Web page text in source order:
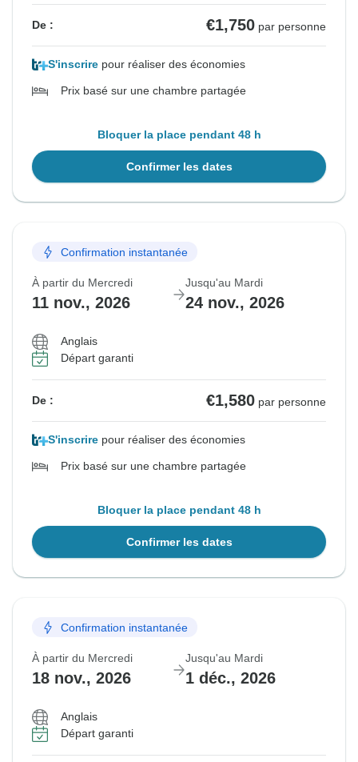
De : €1,750 par personne
S'inscrire pour réaliser des économies
Prix basé sur une chambre partagée
Bloquer la place pendant 48 h
Confirmer les dates
Confirmation instantanée
À partir du Mercredi
11 nov., 2026
Jusqu'au Mardi
24 nov., 2026
Anglais
Départ garanti
De : €1,580 par personne
S'inscrire pour réaliser des économies
Prix basé sur une chambre partagée
Bloquer la place pendant 48 h
Confirmer les dates
Confirmation instantanée
À partir du Mercredi
18 nov., 2026
Jusqu'au Mardi
1 déc., 2026
Anglais
Départ garanti